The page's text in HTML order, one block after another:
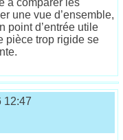
à comparer les
une vue d’ensemble,
point d’entrée utile
pièce trop rigide se
12:47